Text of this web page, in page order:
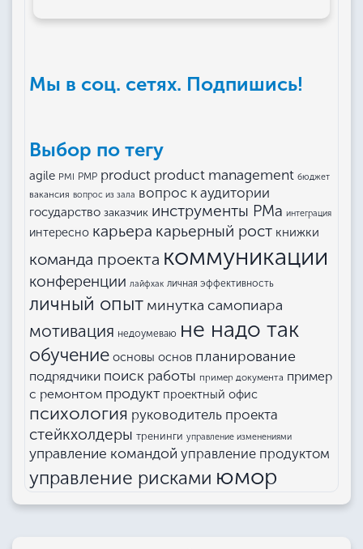
Мы в соц. сетях. Подпишись!
Выбор по тегу
agile PMI PMP product product management бюджет
вакансия вопрос из зала вопрос к аудитории
государство заказчик инструменты РМа интеграция
интересно карьера карьерный рост книжки
команда проекта коммуникации
конференции лайфхак личная эффективность
личный опыт минутка самопиара
мотивация недоумеваю не надо так
обучение основы основ планирование
подрядчики поиск работы пример документа пример
с ремонтом продукт проектный офис
психология руководитель проекта
стейкхолдеры тренинги управление изменениями
управление командой управление продуктом
управление рисками юмор